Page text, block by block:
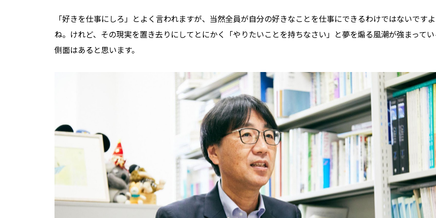
「好きを仕事にしろ」とよく言われますが、当然全員が自分の好きなことを仕事にできるわけではないですよ
ね。けれど、その現実を置き去りにしてとにかく「やりたいことを持ちなさい」と夢を煽る風潮が強まって
側面はあると思います。